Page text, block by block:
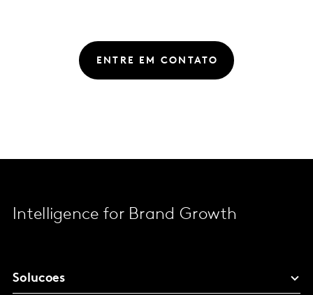
ENTRE EM CONTATO
Intelligence for Brand Growth
Solucoes